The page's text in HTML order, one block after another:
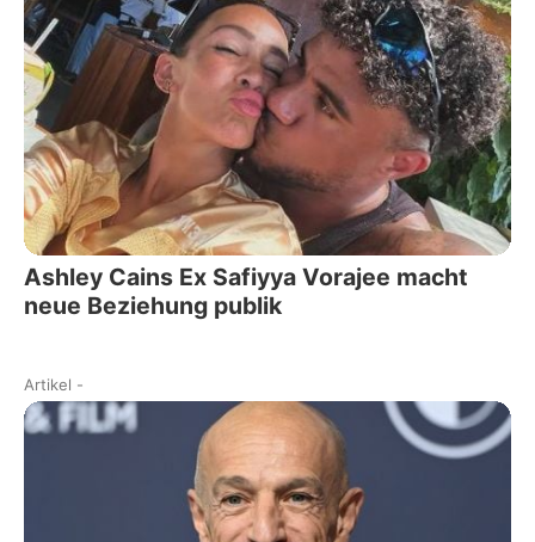
Ashley Cains Ex Safiyya Vorajee macht
neue Beziehung publik
Artikel -